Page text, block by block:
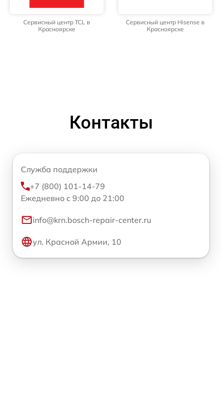
Сервисный центр TCL в
Красноярске
Сервисный центр Hisense в
Красноярске
Контакты
Служба поддержки
+7 (800) 101-14-79
Ежедневно с 9:00 до 21:00
info@krn.bosch-repair-center.ru
ул. Красной Армии, 10